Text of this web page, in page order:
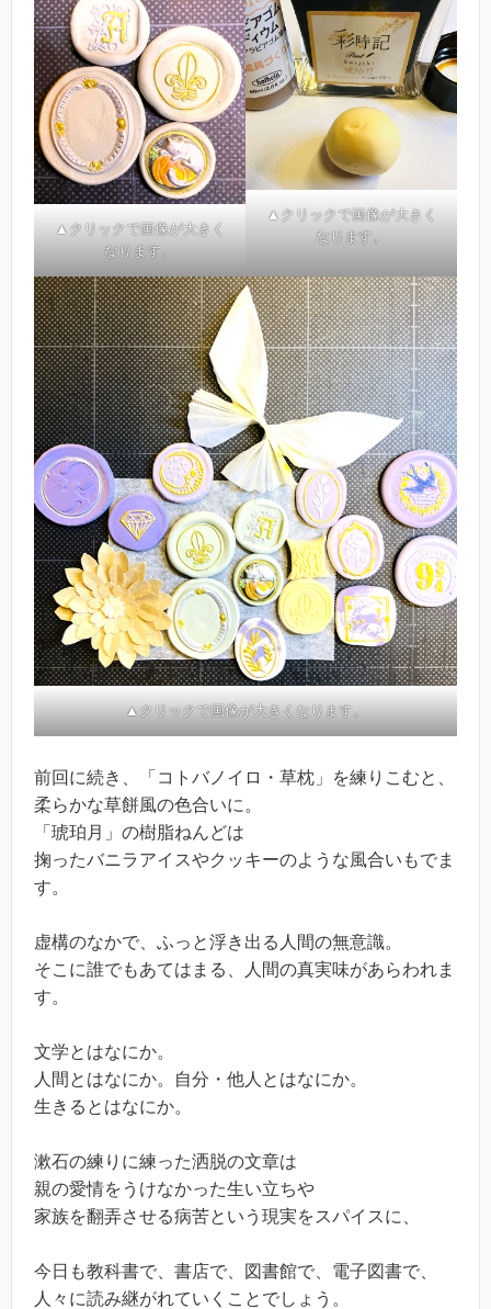
▲クリックで画像が大きく
なります。
▲クリックで画像が大きく
なります。
▲クリックで画像が大きくなります。
前回に続き、「コトバノイロ・草枕」を練りこむと、
柔らかな草餅風の色合いに。
「琥珀月」の樹脂ねんどは
掬ったバニラアイスやクッキーのような風合いもでま
す。
虚構のなかで、ふっと浮き出る人間の無意識。
そこに誰でもあてはまる、人間の真実味があらわれま
す。
文学とはなにか。
人間とはなにか。自分・他人とはなにか。
生きるとはなにか。
漱石の練りに練った洒脱の文章は
親の愛情をうけなかった生い立ちや
家族を翻弄させる病苦という現実をスパイスに、
今日も教科書で、書店で、図書館で、電子図書で、
人々に読み継がれていくことでしょう。